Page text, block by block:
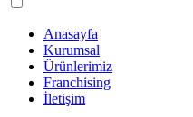
Anasayfa
Kurumsal
Ürünlerimiz
Franchising
İletişim